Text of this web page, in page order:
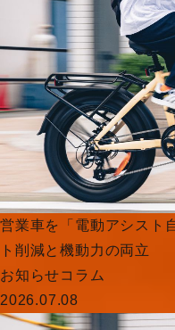
営業車を「電動アシスト
ト削減と機動力の両立
お知らせコラム
2026.07.08